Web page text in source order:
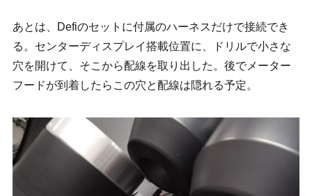
あとは、Defiのセットに付属のハーネスだけで接続でき
る。センターディスプレイ搭載位置に、ドリルで小さな
穴を開けて、そこから配線を取り出した。後でメーター
フードが到着したらこの穴と配線は隠れる予定。